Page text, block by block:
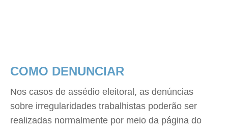
COMO DENUNCIAR
Nos casos de assédio eleitoral, as denúncias
sobre irregularidades trabalhistas poderão ser
realizadas normalmente por meio da página do